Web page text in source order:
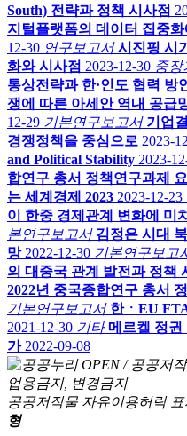
South) 전략과 정책 시사점
지털플랫폼의 데이터 집중
12-30 연구보고서 시진핑 시
화와 시사점 2023-12-30 중장
통상전략과 한·인도 협력 방
쟁에 따른 아세안 역내 공급
12-29 기본연구보고서 기업
경쟁정책을 중심으로 2023-
and Political Stability 2023-
합연구 총서 정책연구과제
는 세계경제 2023 2023-12-23
이 한중 경제관계 변화에 미
본연구보고서 김정은 시대
망 2022-12-30 기본연구보고
의 대중국 관계 발전과 정책
2022년 중국종합연구 총서
기본연구보고서 한ㆍEU
2021-12-30 기타 메르켈 정권
가 2022-09-08
공공저작물 자유이용허락
형